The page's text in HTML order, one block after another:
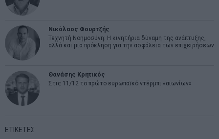
Νικόλαος Φουρτζής
Τεχνητή Νοημοσύνη: Η κινητήρια δύναμη της ανάπτυξης,
αλλά και μια πρόκληση για την ασφάλεια των επιχειρήσεων
Θανάσης Κρητικός
Στις 11/12 το πρώτο ευρωπαϊκό ντέρμπι «αιωνίων»
ΕΤΙΚΕΤΕΣ